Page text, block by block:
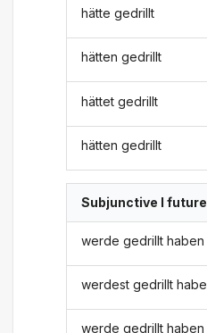
hätte gedrillt
hätten gedrillt
hättet gedrillt
hätten gedrillt
Subjunctive I
werde gedrillt haben
werdest gedrillt
werde gedrillt haben